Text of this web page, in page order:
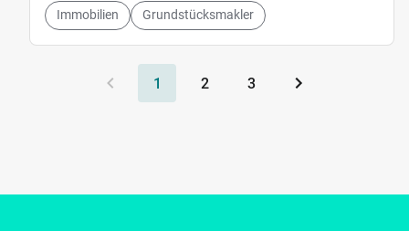
Immobilien Grundstücksmakler
1 2 3